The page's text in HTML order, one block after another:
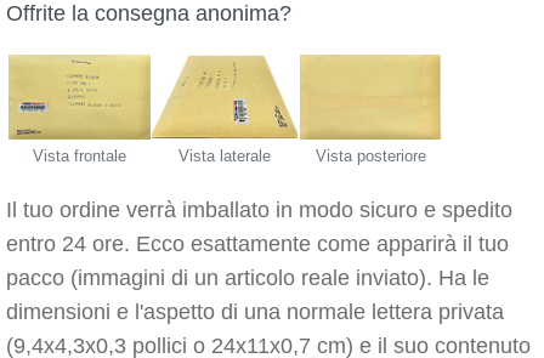
Offrite la consegna anonima?
Vista frontale Vista laterale Vista posteriore
Il tuo ordine verrà imballato in modo sicuro e spedito
entro 24 ore. Ecco esattamente come apparirà il tuo
pacco (immagini di un articolo reale inviato). Ha le
dimensioni e l'aspetto di una normale lettera privata
(9,4x4,3x0,3 pollici o 24x11x0,7 cm) e il suo contenuto